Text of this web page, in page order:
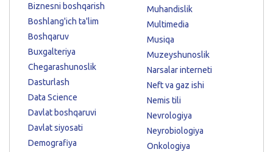
Biznesni boshqarish
Boshlang'ich ta'lim
Boshqaruv
Buxgalteriya
Chegarashunoslik
Dasturlash
Data Science
Davlat boshqaruvi
Davlat siyosati
Demografiya
Muhandislik
Multimedia
Musiqa
Muzeyshunoslik
Narsalar interneti
Neft va gaz ishi
Nemis tili
Nevrologiya
Neyrobiologiya
Onkologiya